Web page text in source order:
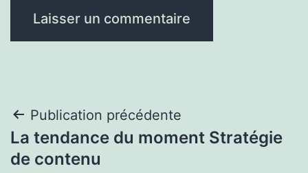
Navigation
de
Publication précédente
La tendance du moment Stratégie
de contenu